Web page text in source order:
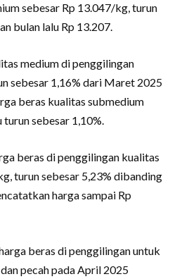
sebesar Rp 13.047/kg, turun
bulan lalu Rp 13.207.
medium di penggilingan
sebesar 1,16% dari Maret 2025
beras kualitas submedium
sebesar 1,10%.
beras di penggilingan kualitas
turun sebesar 5,23% dibanding
harga sampai Rp
beras di penggilingan untuk
pecah pada April 2025